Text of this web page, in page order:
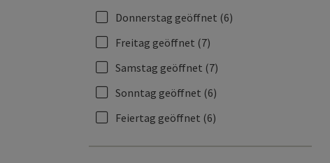
Donnerstag geöffnet (6)
Freitag geöffnet (7)
Samstag geöffnet (7)
Sonntag geöffnet (6)
Feiertag geöffnet (6)